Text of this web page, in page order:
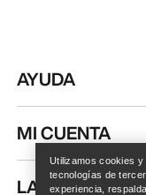
AYUDA
MI CUENTA
LAVA Y
Utilizamos cookies
tecnologías de
experiencia,